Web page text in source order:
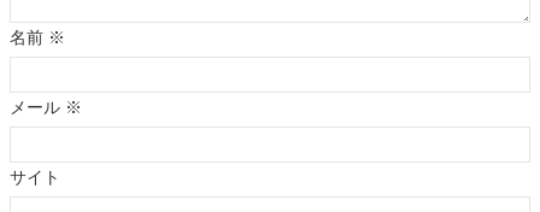
名前 ※
メール ※
サイト